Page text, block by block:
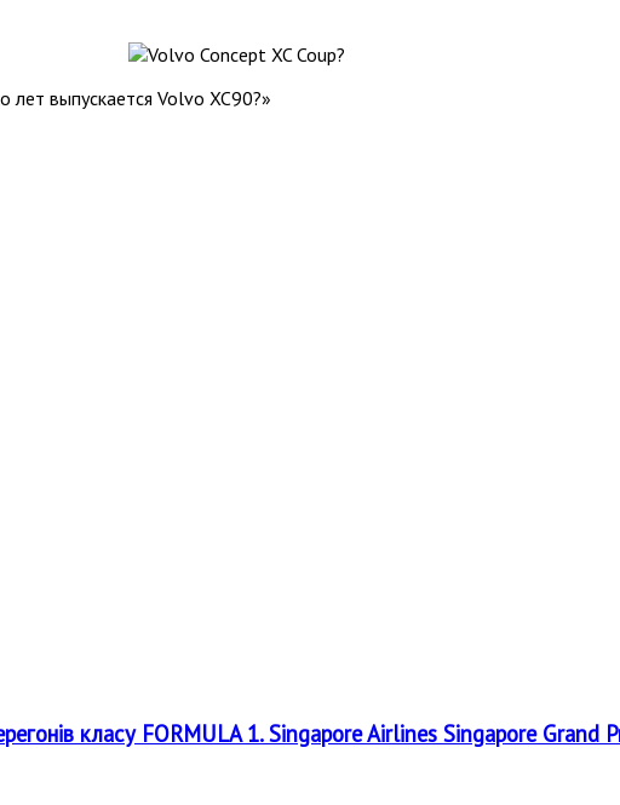
выпускается Volvo XC90?»
класу FORMULA 1. Singapore Airlines Singapore Grand